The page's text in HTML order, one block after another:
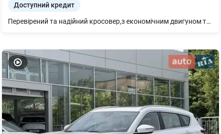
Доступний кредит
Перевірений та надійний кросовер,з економічним двигуном та преміальною комплектацією. Високий кліренс. Оцинкований кузов,навіть внутрішні елементи. Гарантія 5 років. Адаптивний круїз-контроль, вентиляція сидінь,панорама,круговий огляд, підігріви всіх сидінь,підігрів керма,лобового скла та багато інших корисних опцій. Запрошуємо,телефонуйте проконсультую Вас.